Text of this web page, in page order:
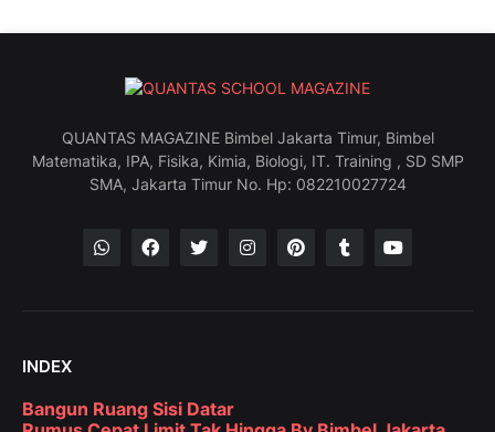
QUANTAS MAGAZINE Bimbel Jakarta Timur, Bimbel
Matematika, IPA, Fisika, Kimia, Biologi, IT. Training , SD SMP
SMA, Jakarta Timur No. Hp: 082210027724
INDEX
Bangun Ruang Sisi Datar